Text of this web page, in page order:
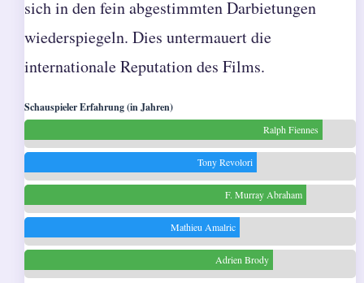
sich in den fein abgestimmten Darbietungen
wiederspiegeln. Dies untermauert die
internationale Reputation des Films.
Schauspieler Erfahrung (in Jahren)
Ralph Fiennes
Tony Revolori
F. Murray Abraham
Mathieu Amalric
Adrien Brody